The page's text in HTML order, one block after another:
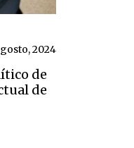
2024
de
de